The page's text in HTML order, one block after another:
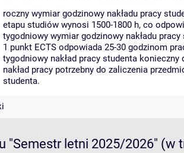
roczny wymiar godzinowy nakładu pracy
etapu studiów wynosi 1500-1800 h, co
tygodniowy wymiar godzinowy nakładu
1 punkt ECTS odpowiada 25-30 godzinom
tygodniowy nakład pracy studenta
nakład pracy potrzebny do zaliczenia
studenta.
"Semestr letni 2025/2026" (w